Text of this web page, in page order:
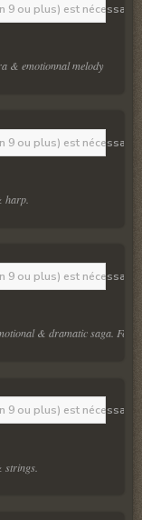
9 ou plus) est
& emotionnal melody
9 ou plus) est
harp.
9 ou plus) est
& dramatic saga. Feat.
9 ou plus) est
strings.